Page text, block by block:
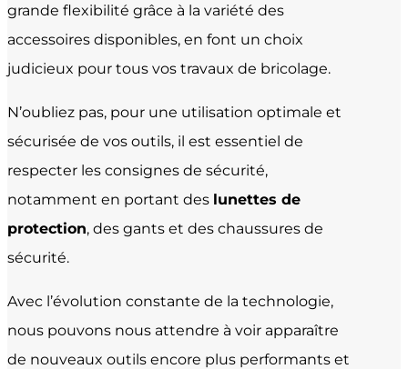
grande flexibilité grâce à la variété des
accessoires disponibles, en font un choix
judicieux pour tous vos travaux de bricolage.
N’oubliez pas, pour une utilisation optimale et
sécurisée de vos outils, il est essentiel de
respecter les consignes de sécurité,
notamment en portant des lunettes de
protection, des gants et des chaussures de
sécurité.
Avec l’évolution constante de la technologie,
nous pouvons nous attendre à voir apparaître
de nouveaux outils encore plus performants et